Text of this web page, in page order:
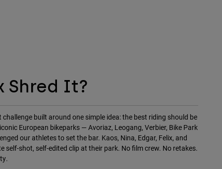
Shred It?
built around one simple idea: the best riding should be
European bikeparks — Avoriaz, Leogang, Verbier, Bike Park
our athletes to set the bar. Kaos, Nina, Edgar, Felix, and
self-shot, self-edited clip at their park. No film crew. No retakes.